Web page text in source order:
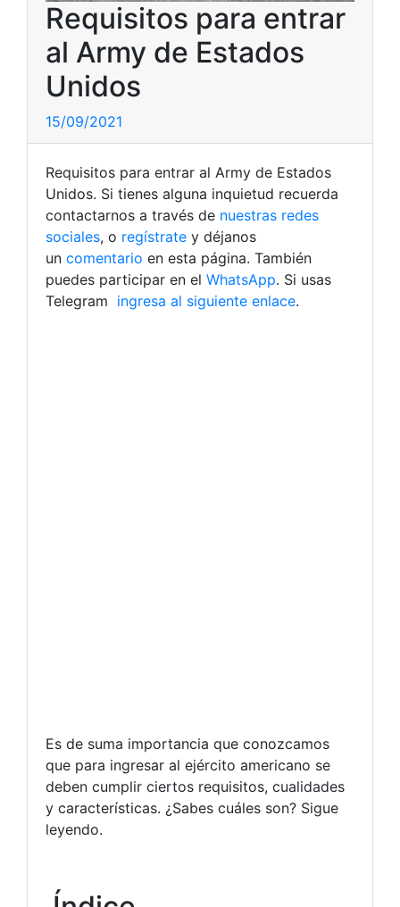
Requisitos para entrar
al Army de Estados
Unidos
15/09/2021
Requisitos para entrar al Army de Estados
Unidos. Si tienes alguna inquietud recuerda
contactarnos a través de nuestras redes
sociales, o regístrate y déjanos
un comentario en esta página. También
puedes participar en el WhatsApp. Si usas
Telegram ingresa al siguiente enlace.
Es de suma importancia que conozcamos
que para ingresar al ejército americano se
deben cumplir ciertos requisitos, cualidades
y características. ¿Sabes cuáles son? Sigue
leyendo.